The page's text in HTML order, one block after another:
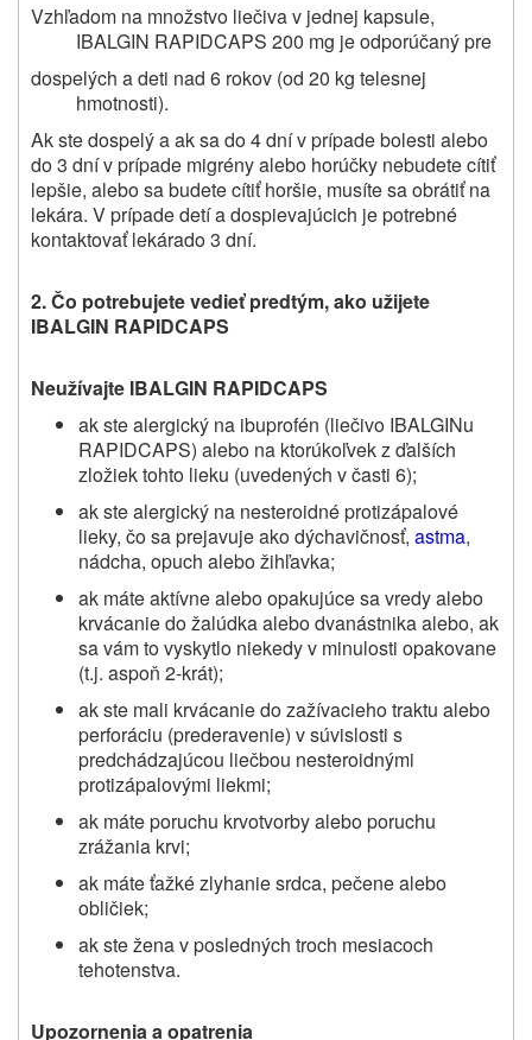
Vzhľadom na množstvo liečiva v jednej kapsule,
IBALGIN RAPIDCAPS 200 mg je odporúčaný pre
dospelých a deti nad 6 rokov (od 20 kg telesnej
hmotnosti).
Ak ste dospelý a ak sa do 4 dní v prípade bolesti alebo
do 3 dní v prípade migrény alebo horúčky nebudete cítiť
lepšie, alebo sa budete cítiť horšie, musíte sa obrátiť na
lekára. V prípade detí a dospievajúcich je potrebné
kontaktovať lekárado 3 dní.
2. Čo potrebujete vedieť predtým, ako užijete
IBALGIN RAPIDCAPS
Neužívajte IBALGIN RAPIDCAPS
ak ste alergický na ibuprofén (liečivo IBALGINu
RAPIDCAPS) alebo na ktorúkoľvek z ďalších
zložiek tohto lieku (uvedených v časti 6);
ak ste alergický na nesteroidné protizápalové
lieky, čo sa prejavuje ako dýchavičnosť, astma,
nádcha, opuch alebo žihľavka;
ak máte aktívne alebo opakujúce sa vredy alebo
krvácanie do žalúdka alebo dvanástnika alebo, ak
sa vám to vyskytlo niekedy v minulosti opakovane
(t.j. aspoň 2-krát);
ak ste mali krvácanie do zažívacieho traktu alebo
perforáciu (prederavenie) v súvislosti s
predchádzajúcou liečbou nesteroidnými
protizápalovými liekmi;
ak máte poruchu krvotvorby alebo poruchu
zrážania krvi;
ak máte ťažké zlyhanie srdca, pečene alebo
obličiek;
ak ste žena v posledných troch mesiacoch
tehotenstva.
Upozornenia a opatrenia